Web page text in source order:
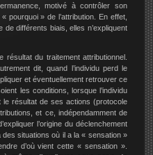
motivé à contrôler son
» de l’attribution. En effet,
différents biais, elles n’expliquent
du traitement attributionnel.
dit, quand l’individu perd le
et éventuellement retrouver ce
les conditions, lorsque l’individu
résultat de ses actions (protocole
et ce, indépendamment de
l’origine du déclenchement
des situations où il a la « sensation »
d’où vient cette « sensation ».